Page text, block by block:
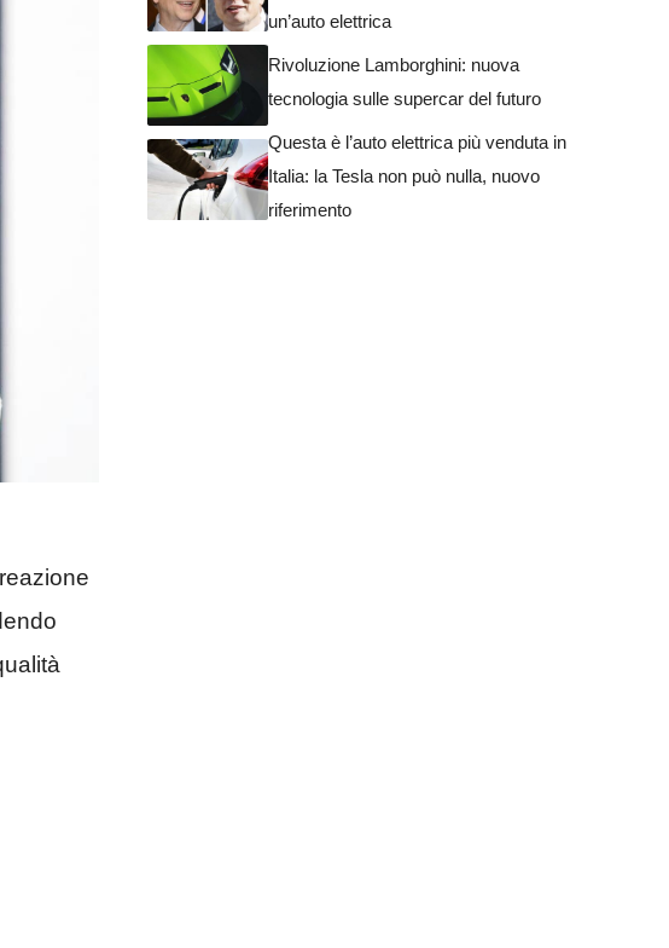
un’auto elettrica
Rivoluzione Lamborghini: nuova
tecnologia sulle supercar del futuro
Questa è l’auto elettrica più venduta in
Italia: la Tesla non può nulla, nuovo
riferimento